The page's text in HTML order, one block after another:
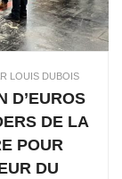
LOUIS DUBOIS
D’EUROS
DE LA
POUR
DU